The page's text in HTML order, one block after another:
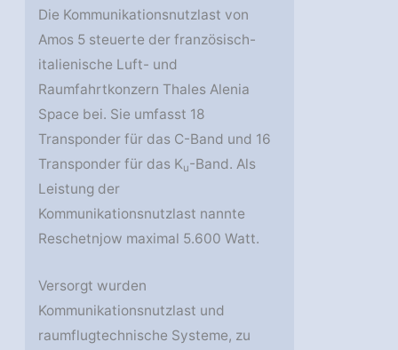
Die Kommunikationsnutzlast von
Amos 5 steuerte der französisch-
italienische Luft- und
Raumfahrtkonzern Thales Alenia
Space bei. Sie umfasst 18
Transponder für das C-Band und 16
Transponder für das Ku-Band. Als
Leistung der
Kommunikationsnutzlast nannte
Reschetnjow maximal 5.600 Watt.
Versorgt wurden
Kommunikationsnutzlast und
raumflugtechnische Systeme, zu